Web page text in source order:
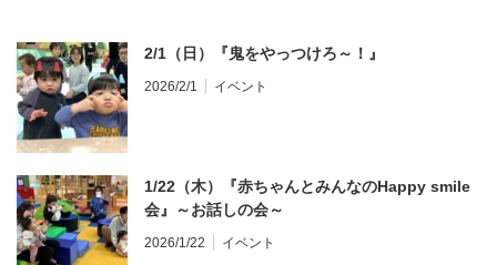
2/1（日）『鬼をやっつけろ～！』
2026/2/1 イベント
1/22（木）『赤ちゃんとみんなのHappy smile
会』～お話しの会～
2026/1/22 イベント